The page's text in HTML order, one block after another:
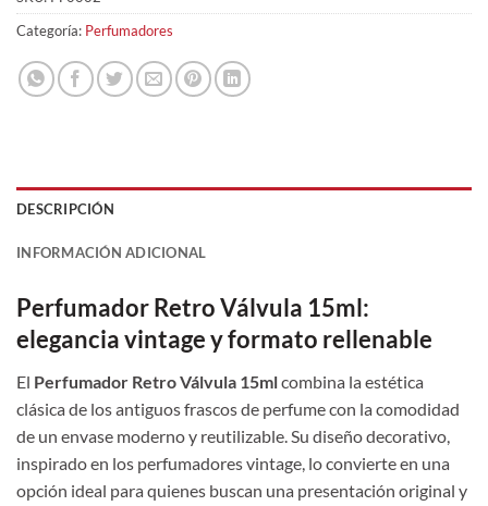
Categoría: Perfumadores
DESCRIPCIÓN
INFORMACIÓN ADICIONAL
Perfumador Retro Válvula 15ml:
elegancia vintage y formato rellenable
El Perfumador Retro Válvula 15mlcombina la estética
clásica de los antiguos frascos de perfume con la comodidad
de un envase moderno y reutilizable. Su diseño decorativo,
inspirado en los perfumadores vintage, lo convierte en una
opción ideal para quienes buscan una presentación original y